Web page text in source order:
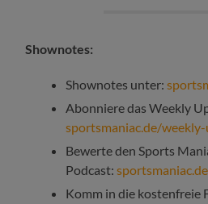
Shownotes:
Shownotes unter:
Abonniere das Weekly
sportsmaniac.de/
Bewerte den Sports
Podcast:
Komm in die kostenfreie